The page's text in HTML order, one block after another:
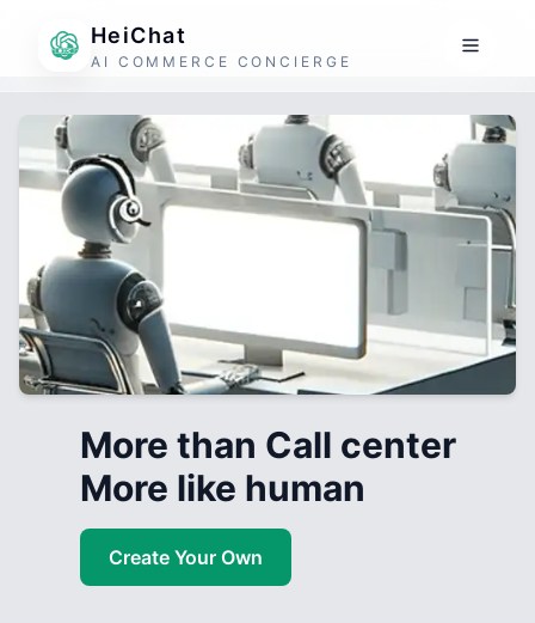
HeiChat
AI COMMERCE CONCIERGE
More than Call center
More like human
Create Your Own